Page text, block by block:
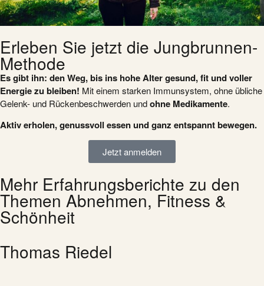
Erleben Sie jetzt die Jungbrunnen-
Methode
Es gibt ihn: den Weg, bis ins hohe Alter gesund, fit und voller
Energie zu bleiben! Mit einem starken Immunsystem, ohne übliche
Gelenk- und Rückenbeschwerden undohne Medikamente.
Aktiv erholen, genussvoll essen und ganz entspannt bewegen.
Jetzt anmelden
Mehr Erfahrungsberichte zu den
Themen Abnehmen, Fitness &
Schönheit
Thomas Riedel